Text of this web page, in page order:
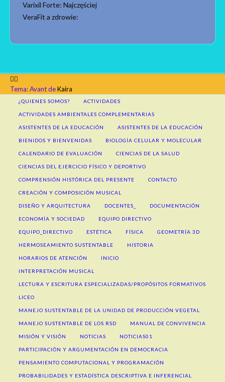
Varixil Forte: Najczęściej
VeraFit a zdrowie:
Tema: Avant deKaira
¿QUIENES SOMOS? ACTIVIDADES
ACTIVIDADES AMBIENTALES COMPLEMENTARIAS
ASISTENTES DE LA EDUCACIÓN ASISTENTES DE LA EDUCACIÓN
BIENIDOS Y BIENVENIDAS BIOLOGÍA CELULAR Y MOLECULAR
CALENDARIO DE EVALUACIÓN CIENCIAS DE LA SALUD
CIENCIAS DEL EJERCICIO FÍSICO Y DEPORTIVO
COMPRENSIÓN HISTÓRICA DEL PRESENTE CONTACTO
CREACIÓN Y COMPOSICIÓN MUSICAL
DISEÑO Y ARQUITECTURA DOCENTES_ DOCUMENTACIÓN
ECONOMÍA Y SOCIEDAD EQUIPO DIRECTIVO
EQUIPO_DIRECTIVO ESTÉTICA FÍSICA GEOMETRÍA 3D
HERMOSEAMIENTO SUSTENTABLE HISTORIA
HORARIOS DE ATENCIÓN INICIO
INTERPRETACIÓN MUSICAL
LECTURA Y ESCRITURA ESPECIALIZADAS/PROPÓSITOS FORMATIVOS
LICEO
MANEJO SUSTENTABLE DE LA UNIDAD DE PRODUCCIÓN VEGETAL
MANEJO SUSTENTABLE DE LOS RSD MANUAL DE CONVIVENCIA
MISIÓN Y VISIÓN NOTICIAS NOTICIAS01
PARTICIPACIÓN Y ARGUMENTACIÓN EN DEMOCRACIA
PENSAMIENTO COMPUTACIONAL Y PROGRAMACIÓN
PROBABILIDADES Y ESTADÍSTICA DESCRIPTIVA E INFERENCIAL